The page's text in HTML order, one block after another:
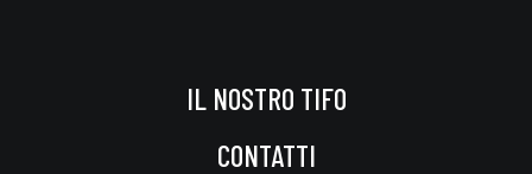
IL NOSTRO TIFO
CONTATTI